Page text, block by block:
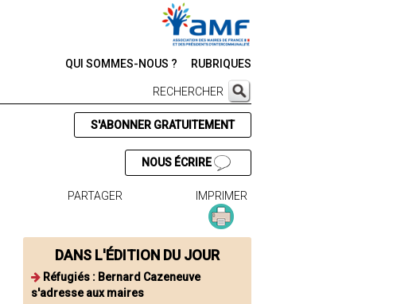
QUI SOMMES-NOUS ? RUBRIQUES
RECHERCHER
S'ABONNER GRATUITEMENT
NOUS ÉCRIRE
PARTAGER IMPRIMER
DANS L'ÉDITION DU JOUR
Réfugiés : Bernard Cazeneuve
s'adresse aux maires